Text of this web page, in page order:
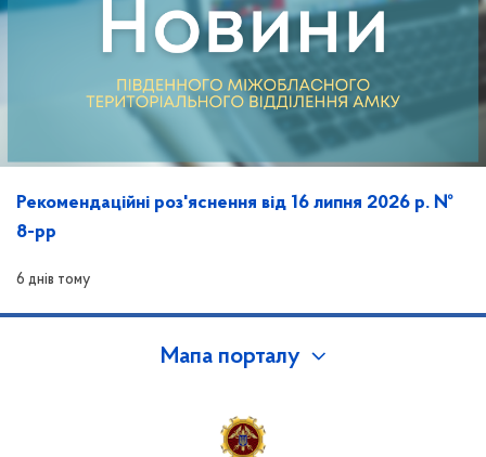
Рекомендаційні роз'яснення від 16 липня 2026 р. №
8-рр
6 днів тому
Мапа порталу